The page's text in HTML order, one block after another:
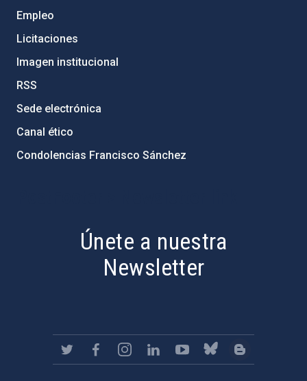
Empleo
Licitaciones
Imagen institucional
RSS
Sede electrónica
Canal ético
Condolencias Francisco Sánchez
Únete a nuestra
Newsletter